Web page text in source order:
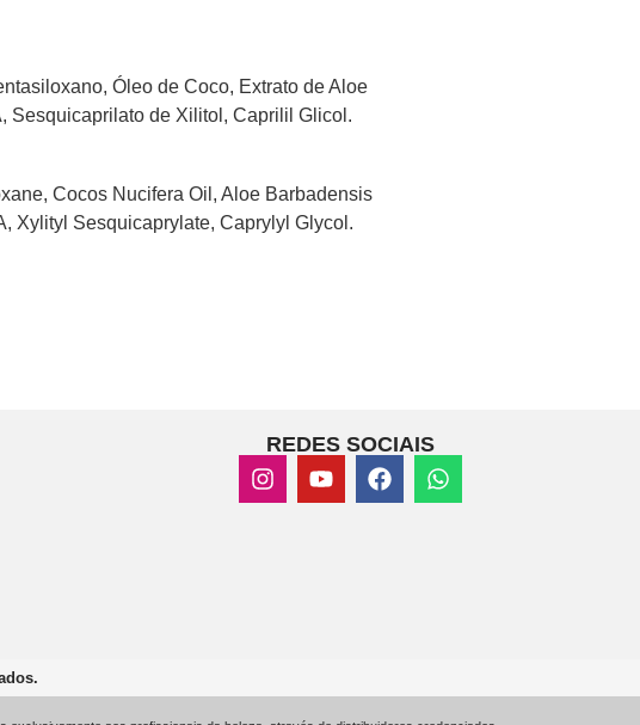
Óleo de Coco, Extrato de Aloe
Sesquicaprilato de Xilitol, Caprilil Glicol.
Cocos Nucifera Oil, Aloe Barbadensis
Xylityl Sesquicaprylate, Caprylyl Glycol.
REDES SOCIAIS